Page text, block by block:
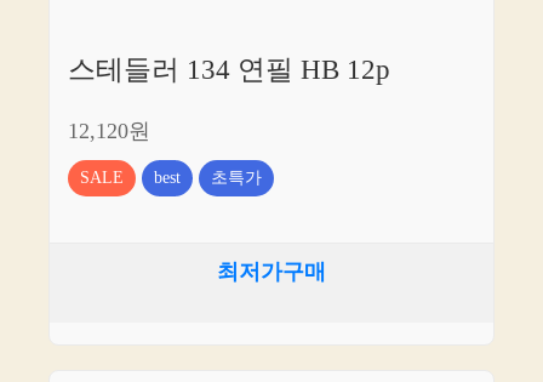
스테들러 134 연필 HB 12p
12,120원
SALE best 초특가
최저가구매